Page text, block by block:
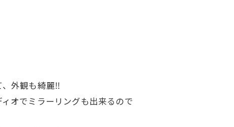
外観も綺麗‼️
オでミラーリングも出来るので